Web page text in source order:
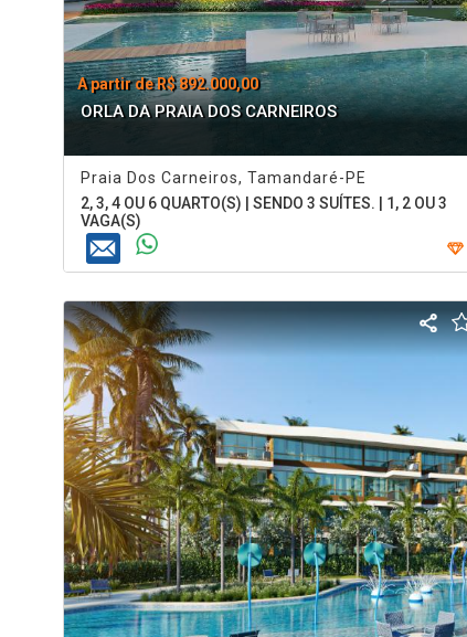
A partir de R$ 892.000,00
ORLA DA PRAIA DOS CARNEIROS
Praia Dos Carneiros, Tamandaré-PE
2, 3, 4 OU 6 QUARTO(S) | SENDO 3 SUÍTES. | 1, 2 OU 3
VAGA(S)